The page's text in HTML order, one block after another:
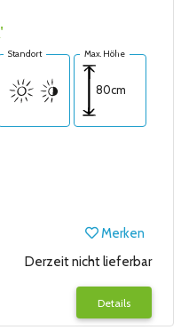
Standort Max. Höhe
80cm
Merken
Derzeit nicht lieferbar
Details